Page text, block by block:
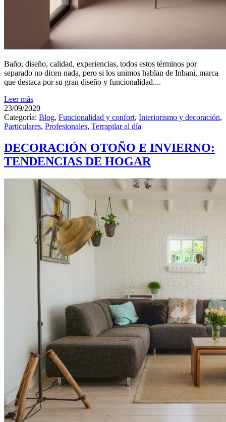
Baño, diseño, calidad, experiencias, todos estos términos por
separado no dicen nada, pero si los unimos hablan de Inbani, marca
que destaca por su gran diseño y funcionalidad....
Leer más
23/09/2020
Categoría: Blog, Funcionalidad y confort, Interiorismo y decoración,
Particulares, Profesionales, Terrapilar al día
DECORACIÓN OTOÑO E INVIERNO:
TENDENCIAS DE HOGAR